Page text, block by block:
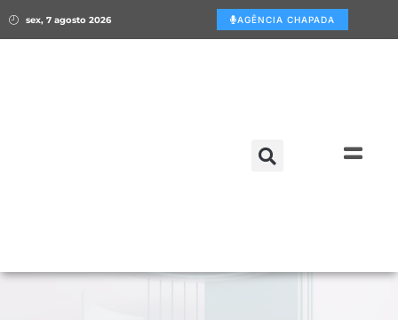
sex, 7 agosto 2026 AGÊNCIA CHAPADA